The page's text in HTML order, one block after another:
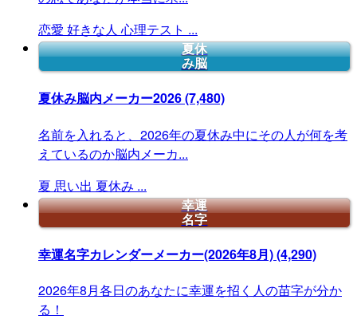
恋愛 好きな人 心理テスト ...
夏休
み脳
夏休み脳内メーカー2026(7,480)
名前を入れると、2026年の夏休み中にその人が何を考
えているのか脳内メーカ...
夏 思い出 夏休み ...
幸運
名字
幸運名字カレンダーメーカー(2026年8月)(4,290)
2026年8月各日のあなたに幸運を招く人の苗字が分か
る！